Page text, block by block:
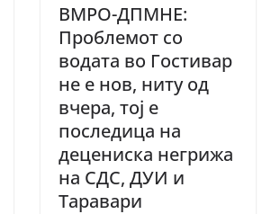
ВМРО-ДПМНЕ:
Проблемот со
водата во Гостивар
не е нов, ниту од
вчера, тој е
последица на
децениска негрижа
на СДС, ДУИ и
Таравари